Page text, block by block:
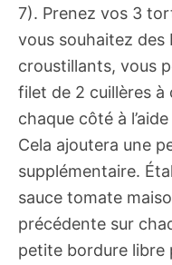
7). Prenez vos 3
vous souhaitez des
croustillants, vous
filet de 2 cuillères à
chaque côté à
Cela ajoutera une
supplémentaire.
sauce tomate
précédente sur
petite bordure libre